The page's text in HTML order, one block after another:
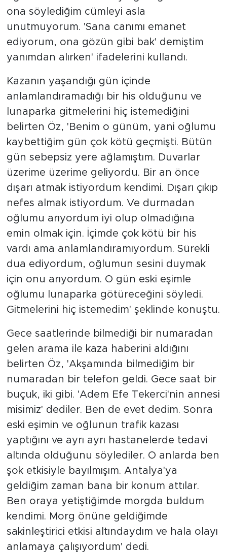
ona söylediğim cümleyi asla
unutmuyorum. 'Sana canımı emanet
ediyorum, ona gözün gibi bak' demiştim
yanımdan alırken' ifadelerini kullandı.
Kazanın yaşandığı gün içinde
anlamlandıramadığı bir his olduğunu ve
lunaparka gitmelerini hiç istemediğini
belirten Öz, 'Benim o günüm, yani oğlumu
kaybettiğim gün çok kötü geçmişti. Bütün
gün sebepsiz yere ağlamıştım. Duvarlar
üzerime üzerime geliyordu. Bir an önce
dışarı atmak istiyordum kendimi. Dışarı çıkıp
nefes almak istiyordum. Ve durmadan
oğlumu arıyordum iyi olup olmadığına
emin olmak için. İçimde çok kötü bir his
vardı ama anlamlandıramıyordum. Sürekli
dua ediyordum, oğlumun sesini duymak
için onu arıyordum. O gün eski eşimle
oğlumu lunaparka götüreceğini söyledi.
Gitmelerini hiç istemedim' şeklinde konuştu.
Gece saatlerinde bilmediği bir numaradan
gelen arama ile kaza haberini aldığını
belirten Öz, 'Akşamında bilmediğim bir
numaradan bir telefon geldi. Gece saat bir
buçuk, iki gibi. 'Adem Efe Tekerci'nin annesi
misimiz' dediler. Ben de evet dedim. Sonra
eski eşimin ve oğlunun trafik kazası
yaptığını ve ayrı ayrı hastanelerde tedavi
altında olduğunu söylediler. O anlarda ben
şok etkisiyle bayılmışım. Antalya'ya
geldiğim zaman bana bir konum attılar.
Ben oraya yetiştiğimde morgda buldum
kendimi. Morg önüne geldiğimde
sakinleştirici etkisi altındaydım ve hala olayı
anlamaya çalışıyordum' dedi.